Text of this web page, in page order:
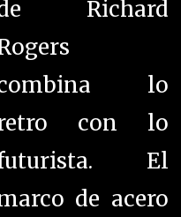
Richard
lo
con lo
El
de acero